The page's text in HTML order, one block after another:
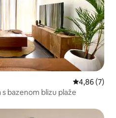
Prosječna
4,86 (7)
s bazenom blizu plaže